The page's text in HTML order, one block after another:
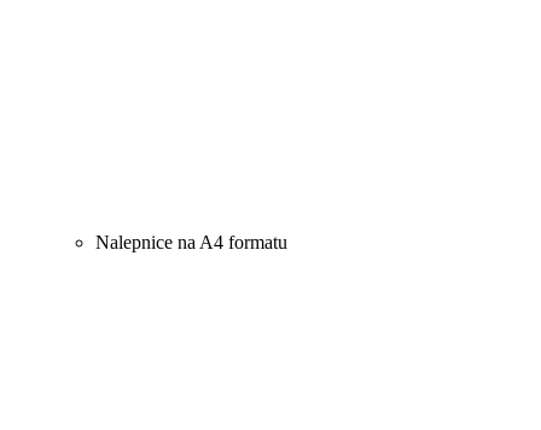
Nalepnice na A4 formatu